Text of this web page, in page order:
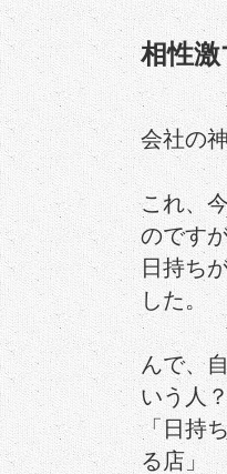
相性
会社の
これ、
のです
日持ち
した。
んで、
いう人
「日持
る店」